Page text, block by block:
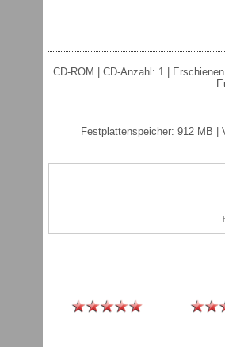
CD-ROM | CD-Anzahl: 1 |
Festplattenspeicher: 912 MB |